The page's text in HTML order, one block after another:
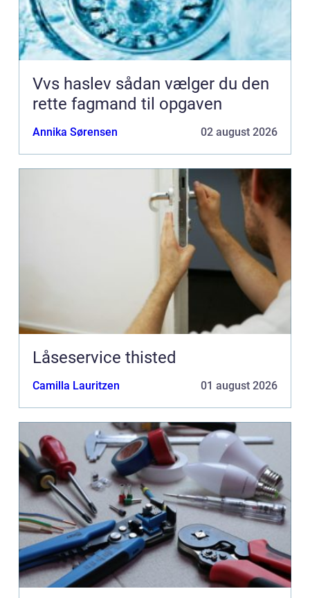
Vvs haslev sådan vælger du den
rette fagmand til opgaven
Annika Sørensen 02 august 2026
Låseservice thisted
Camilla Lauritzen 01 august 2026